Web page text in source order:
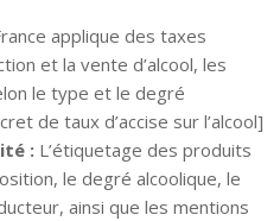
applique des taxes
et la vente d’alcool, les
le type et le degré
de taux d’accise sur l’alcool]
: L’étiquetage des produits
le degré alcoolique, le
ainsi que les mentions